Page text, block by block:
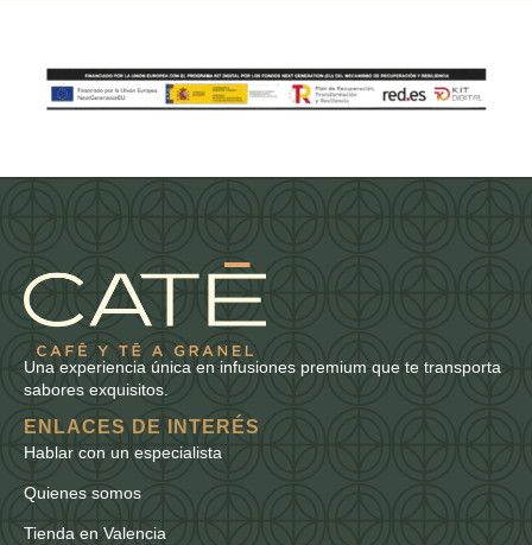
Una experiencia única en infusiones premium que te transporta
sabores exquisitos.
ENLACES DE INTERÉS
Hablar con un especialista
Quienes somos
Tienda en Valencia